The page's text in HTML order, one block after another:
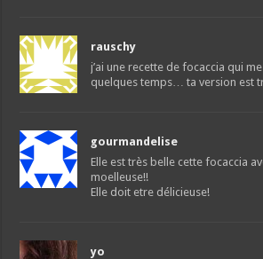
rauschy
j’ai une recette de focaccia qui
quelques temps… ta version est
gourmandelise
Elle est très belle cette focaccia
moelleuse!!
Elle doit etre délicieuse!
yo